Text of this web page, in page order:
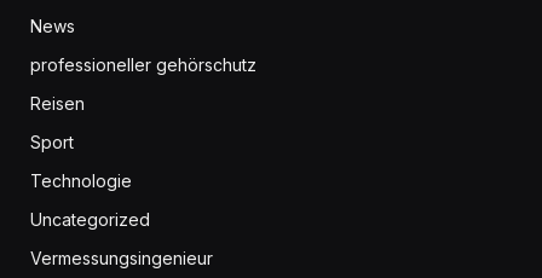
News
professioneller gehörschutz
Reisen
Sport
Technologie
Uncategorized
Vermessungsingenieur